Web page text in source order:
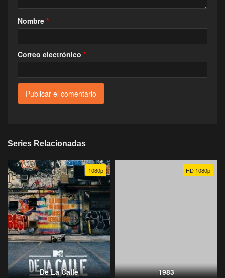
Nombre *
Correo electrónico *
Series Relacionadas
1080p
De La Calle
HD 1080p
1983